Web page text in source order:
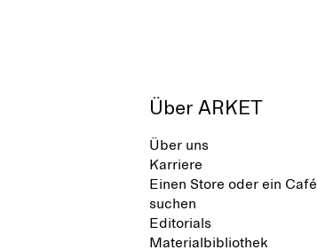
Über ARKET
Über uns
Karriere
Einen Store oder ein Café
suchen
Editorials
Materialbibliothek